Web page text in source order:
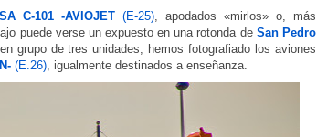
C-101 -AVIOJET (E-25) , apodados «mirlos» o, más
puede verse un expuesto en una rotonda de San Pedro
grupo de tres unidades, hemos fotografiado los aviones
(E.26) , igualmente destinados a enseñanza.